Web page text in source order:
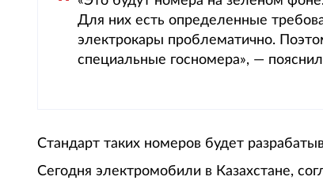
Для них есть определенные
электрокары проблематично.
специальные госномера», —
Стандарт таких номеров будет
Сегодня электромобили в Казахстане,